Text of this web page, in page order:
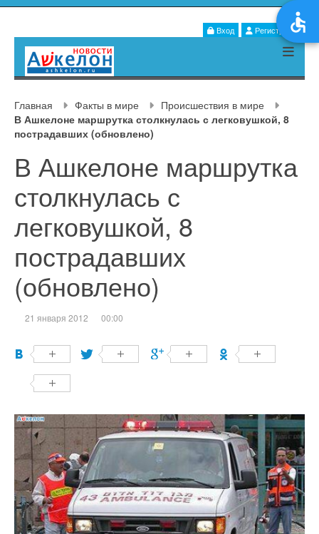
Вход Регистрация
Главная Факты в мире
Происшествия в мире
В Ашкелоне маршрутка столкнулась с легковушкой, 8
пострадавших (обновлено)
В Ашкелоне маршрутка
столкнулась с
легковушкой, 8
пострадавших
(обновлено)
21 января 2012 00:00